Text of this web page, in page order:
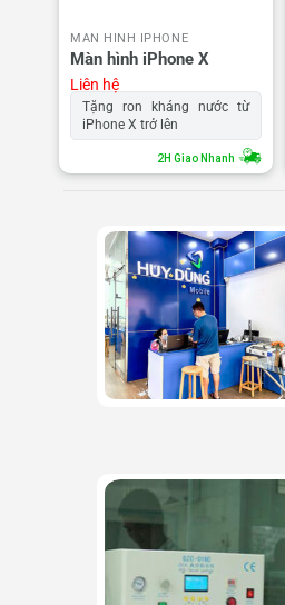
MÀN HÌNH IPHONE
Màn hình iPhone X
Liên hệ
Tặng ron kháng nước từ
iPhone X trở lên
2H Giao Nhanh